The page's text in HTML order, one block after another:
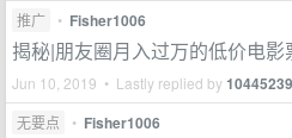
推广 • Fisher1006
揭秘|朋友圈月入过万的低价电影
Jun 10, 2019 • Lastly replied by
无要点 • Fisher1006